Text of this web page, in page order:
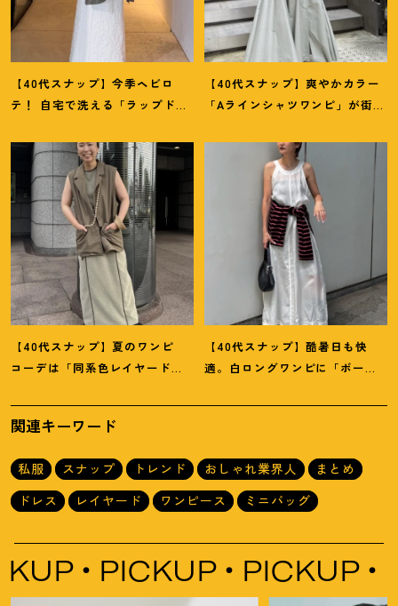
【40代スナップ】今季ヘビロ
テ ！
自宅で洗える「ラップドレ
乃婦さん
【40代スナップ】爽やかカラー
「Aラインシャツワンピ」が街で
さん
【40代スナップ】夏のワンピ
コーデは「同系色レイヤード」
さん
【40代スナップ】酷暑日も快
適。白ロングワンピに「ボー
美緒さん
関連キーワード
私服 スナップ トレンド おしゃれ業界人
まとめ
ドレス
レイヤード ワンピース ミニバッグ
PICKUP PICKUP